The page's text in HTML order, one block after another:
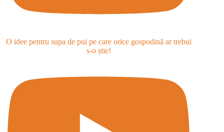
O idee pentru supa de pui pe care orice gospodină ar trebui
s-o știe!